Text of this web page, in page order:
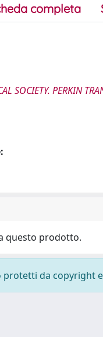
completa
SOCIETY. PERKIN
questo prodotto.
protetti da copyright